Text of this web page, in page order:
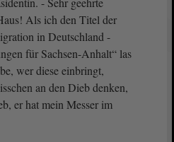
Als ich den Titel der
in Deutschland -
für Sachsen-Anhalt“ las
wer diese einbringt,
an den Dieb denken,
er hat mein Messer im